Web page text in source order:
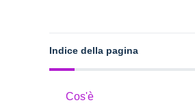
Indice della pagina
Cos'è